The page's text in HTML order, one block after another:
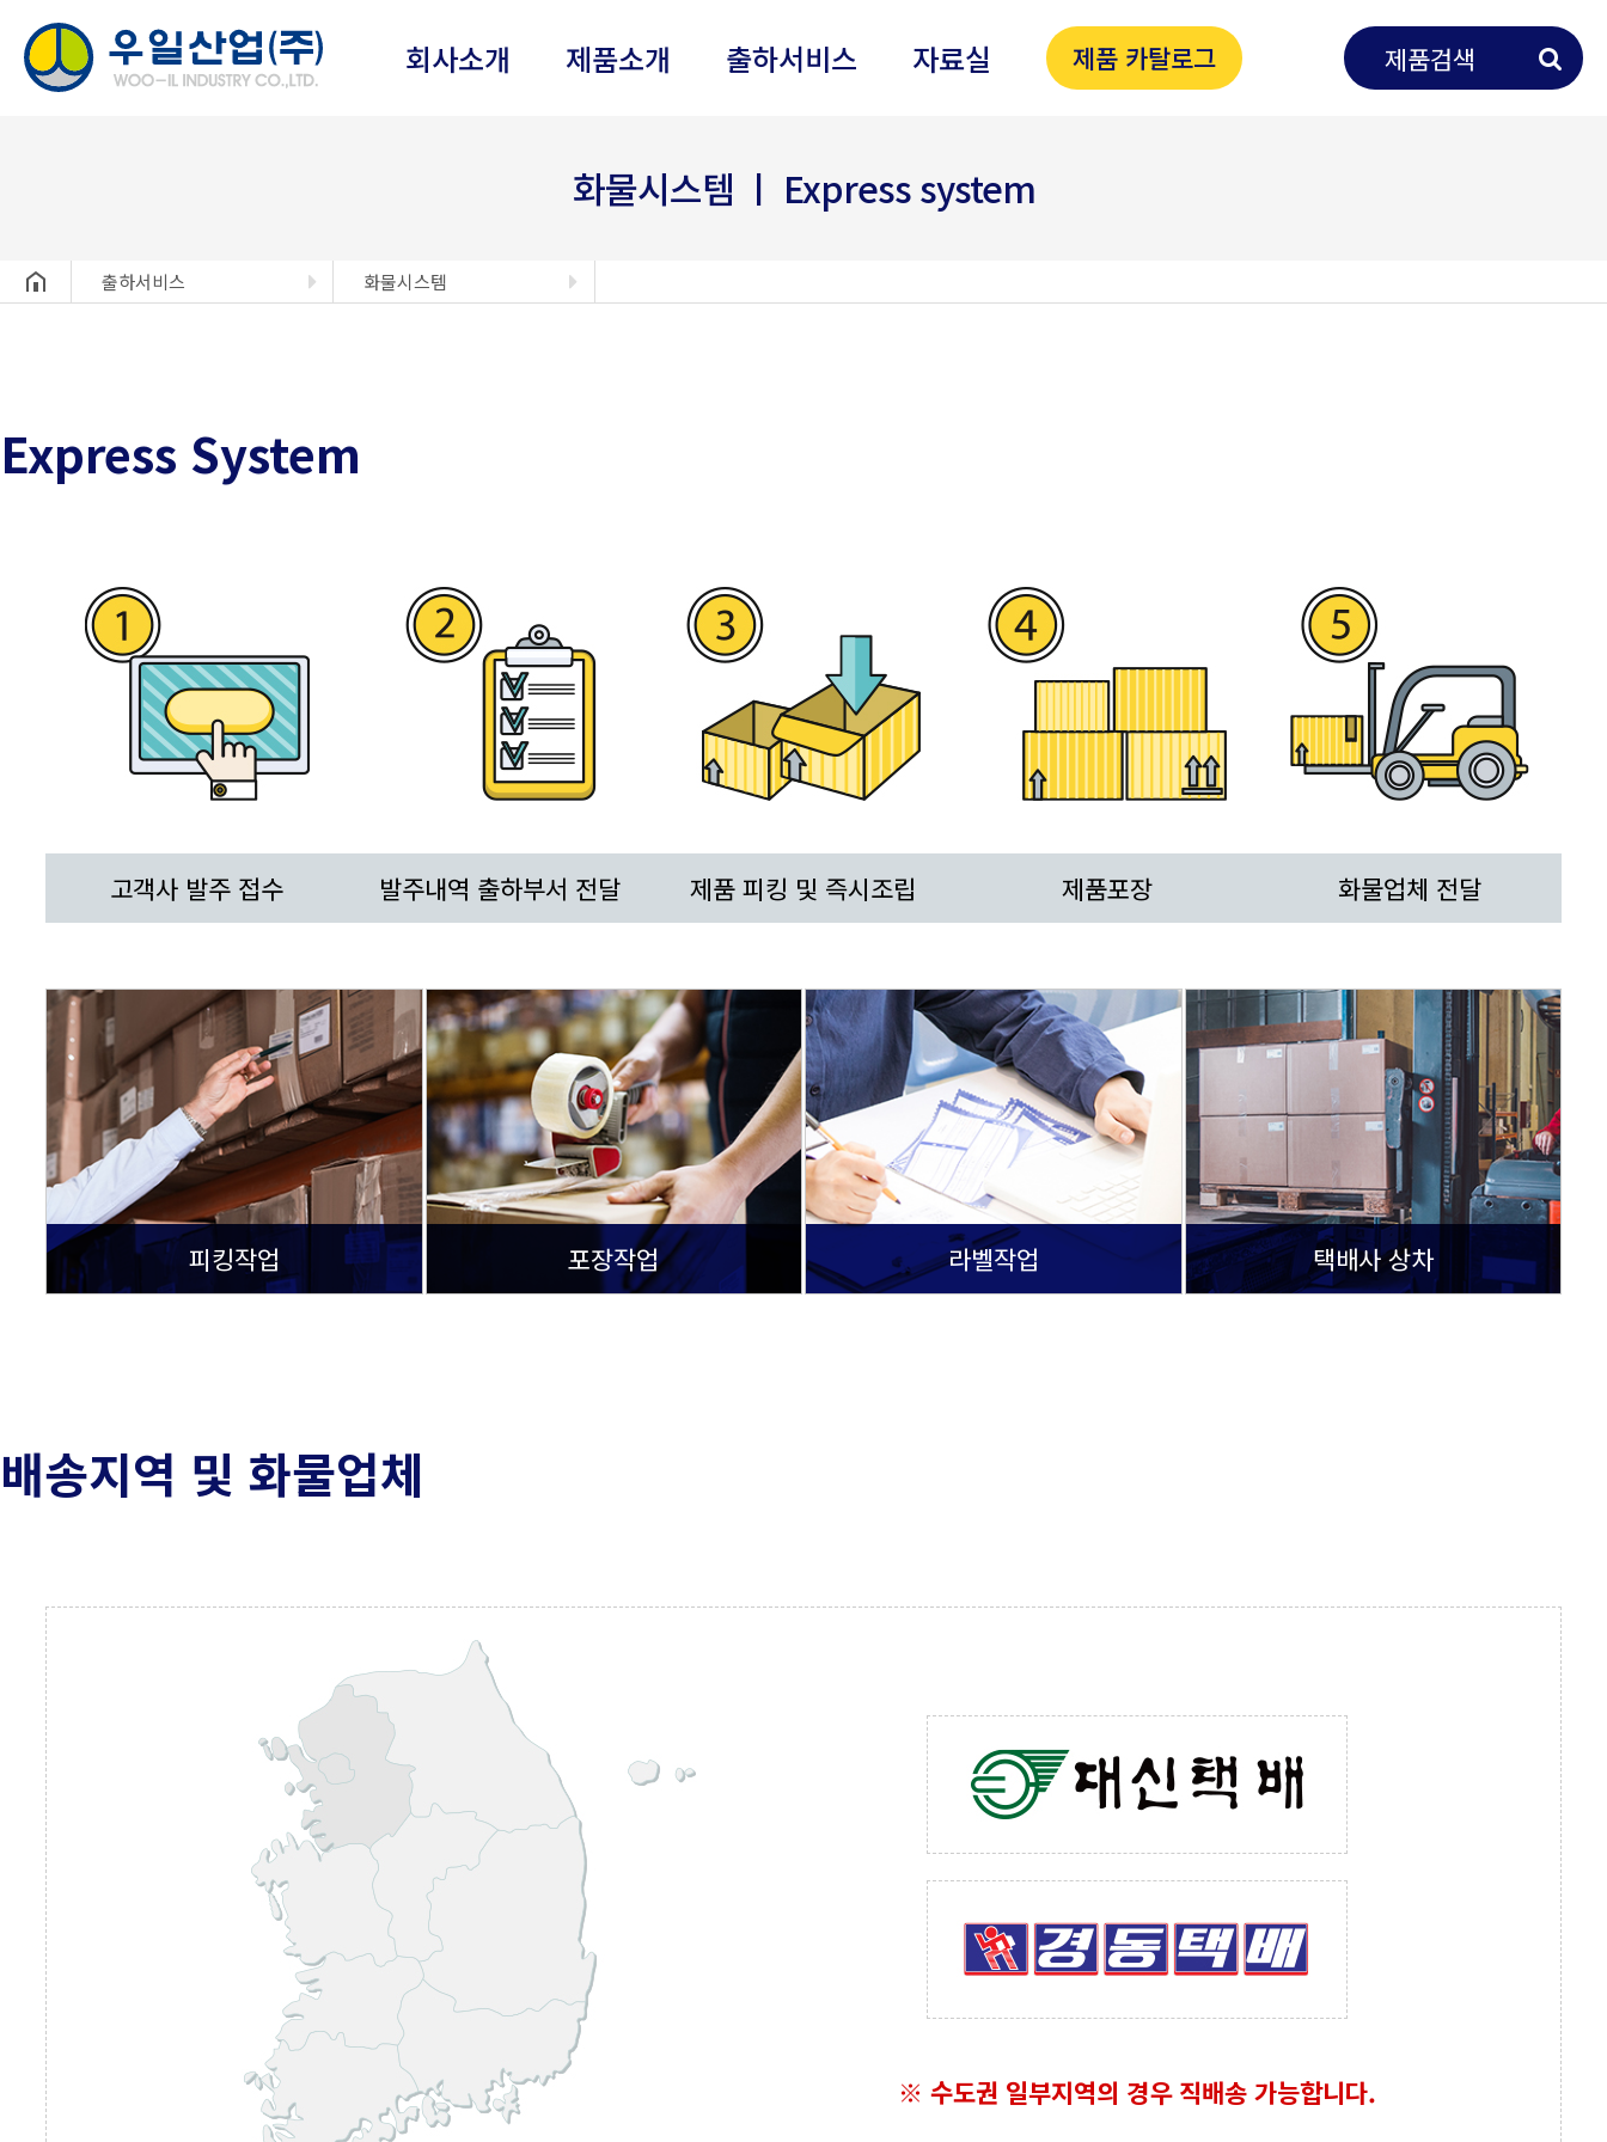
회사소개 제품소개 출하서비스 자료실 제품 카탈로그
화물시스템 ㅣ Express system
헤더설정 출하서비스 화물시스템
Express System
고객사 발주 접수 발주내역 출하부서 전달 제품 피킹 및 즉시조립 제품포장 화물업체 전달
피킹작업 포장작업 라벨작업 택배사 상차
배송지역 및 화물업체
※ 수도권 일부지역의 경우 직배송 가능합니다.